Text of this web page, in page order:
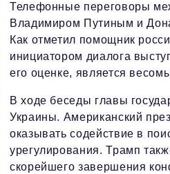
Телефонные переговоры
Владимиром Путиным и
Как отметил помощник
инициатором диалога
его оценке, является
В ходе беседы главы
Украины. Американский
оказывать содействие в
урегулирования. Трамп
скорейшего завершения